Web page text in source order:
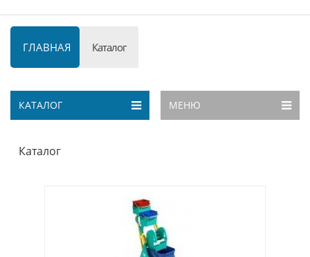
ГЛАВНАЯ Каталог
КАТАЛОГ МЕНЮ
Каталог